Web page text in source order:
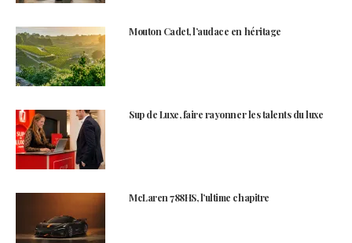
Mouton Cadet, l’audace en héritage
Sup de Luxe, faire rayonner les talents du luxe
McLaren 788HS, l’ultime chapitre